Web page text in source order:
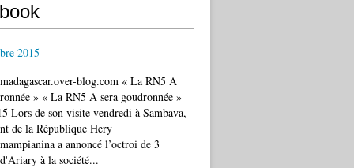
2015
blog.com « La RN5 A
» « La RN5 A sera goudronnée »
Lors de son visite vendredi à Sambava,
de la République Hery
a annoncé l’octroi de 3
à la société...